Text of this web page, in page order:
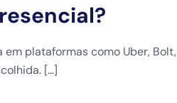
plataformas como Uber, Bolt,
[…]